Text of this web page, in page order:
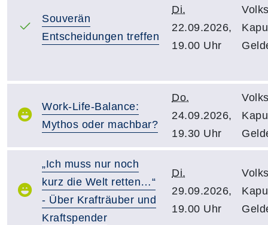
Souverän
Entscheidungen treffen
Di.
22.09.2026,
19.00 Uhr
Work-Life-Balance:
Mythos oder machbar?
Do.
24.09.2026,
19.30 Uhr
„Ich muss nur noch
kurz die Welt retten…“
- Über Krafträuber und
Kraftspender
Di.
29.09.2026,
19.00 Uhr